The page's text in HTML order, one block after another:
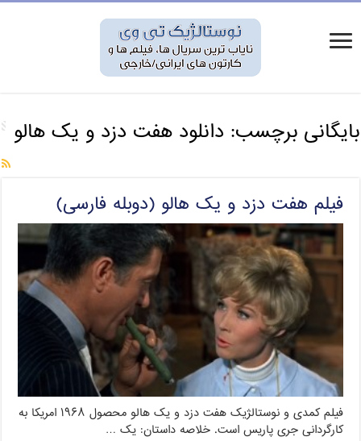
بایگانی برچسب: دانلود هفت دزد و یک هالو
فیلم هفت دزد و یک هالو (دوبله فارسی)
فیلم کمدی و نوستالژیک هفت دزد و یک هالو محصول ۱۹۶۸ امریکا به
کارگردانی جری پاریس است. خلاصه داستان: یک …